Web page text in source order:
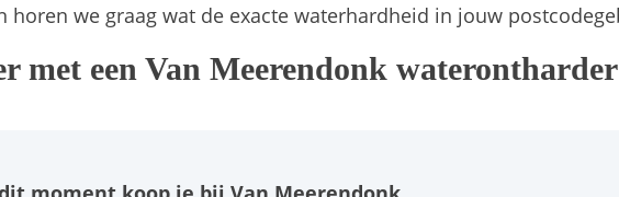
horen we graag wat de exacte waterhardheid in jouw
met een Van Meerendonk waterontharder